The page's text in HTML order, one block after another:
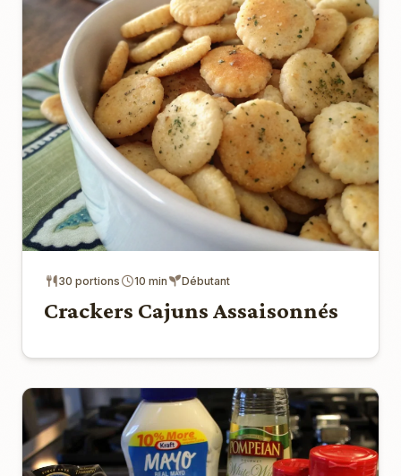
30 portions 10 min Débutant
Crackers Cajuns Assaisonnés